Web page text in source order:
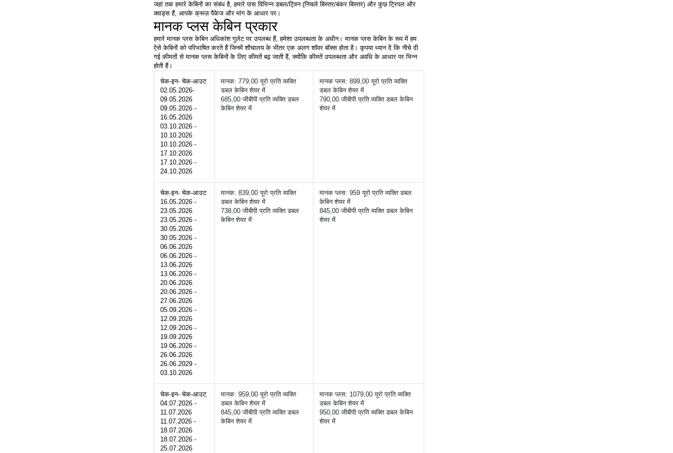
जहां तक हमारे केबिनों का संबंध है, हमारे पास विभिन्न डबल/ट्विन (निचले बिस्तर/बंकर बिस्तर) और कुछ ट्रिपल और
क्वाड्स हैं, आपके क्रूज़ पैकेज और मांग के आधार पर।
मानक प्लस केबिन प्रकार
हमारे मानक प्लस केबिन अधिकांश गुलेट पर उपलब्ध हैं, हमेशा उपलब्धता के अधीन। मानक प्लस केबिन के रूप में हम
ऐसे केबिनों को परिभाषित करते हैं जिनमें शौचालय के भीतर एक अलग शॉवर बॉक्स होता है। कृपया ध्यान दें कि नीचे दी
गई कीमतों से मानक प्लस केबिनों के लिए कीमतें बढ़ जाती हैं, क्योंकि कीमतें उपलब्धता और अवधि के आधार पर भिन्न
होती हैं।
चेक-इन- चेक-आउट
02.05.2026-
09.05.2026
09.05.2026 -
16.05.2026
03.10.2026 -
10.10.2026
10.10.2026 -
17.10.2026
17.10.2026 -
24.10.2026
मानक: 779,00 यूरो प्रति व्यक्ति
डबल केबिन शेयर में
685,00 जीबीपी प्रति व्यक्ति डबल
केबिन शेयर में
मानक प्लस: 899,00 यूरो प्रति व्यक्ति
डबल केबिन शेयर में
790,00 जीबीपी प्रति व्यक्ति डबल केबिन
शेयर में
चेक-इन- चेक-आउट
16.05.2026 -
23.05.2026
23.05.2026 -
30.05.2026
30.05.2026 -
06.06.2026
06.06.2026 -
13.06.2026
13.06.2026 -
20.06.2026
20.06.2026 -
27.06.2026
05.09.2026 -
12.09.2026
12.09.2026 -
19.09.2026
19.06.2026 -
26.06.2026
26.06.2029 -
03.10.2026
मानक: 839,00 यूरो प्रति व्यक्ति
डबल केबिन शेयर में
738,00 जीबीपी प्रति व्यक्ति डबल
केबिन शेयर में
मानक प्लस: 959 यूरो प्रति व्यक्ति डबल
केबिन शेयर में
845,00 जीबीपी प्रति व्यक्ति डबल केबिन
शेयर में
चेक-इन- चेक-आउट
04.07.2026 -
11.07.2026
11.07.2026 -
18.07.2026
18.07.2026 -
25.07.2026
मानक: 959,00 यूरो प्रति व्यक्ति
डबल केबिन शेयर में
845,00 जीबीपी प्रति व्यक्ति डबल
केबिन शेयर में
मानक प्लस: 1079,00 यूरो प्रति व्यक्ति
डबल केबिन शेयर में
950,00 जीबीपी प्रति व्यक्ति डबल केबिन
शेयर में